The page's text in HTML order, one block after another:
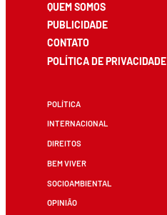
QUEM SOMOS
PUBLICIDADE
CONTATO
POLÍTICA DE PRIVACIDADE
POLÍTICA
INTERNACIONAL
DIREITOS
BEM VIVER
SOCIOAMBIENTAL
OPINIÃO